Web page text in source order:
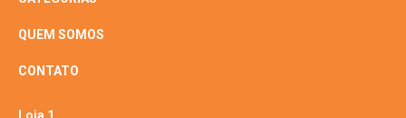
QUEM SOMOS
CONTATO
Loja 1